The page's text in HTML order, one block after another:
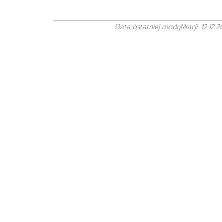
Data ostatniej modyfikacji: